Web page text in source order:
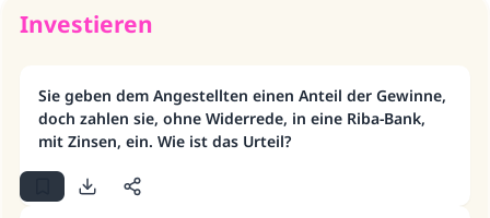
Investieren
Sie geben dem Angestellten einen Anteil der Gewinne,
doch zahlen sie, ohne Widerrede, in eine Riba-Bank,
mit Zinsen, ein. Wie ist das Urteil?